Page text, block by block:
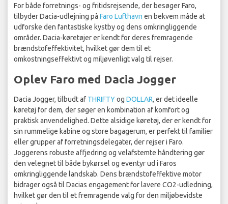
For både forretnings- og fritidsrejsende, der besøger Faro,
tilbyder Dacia-udlejning på Faro Lufthavn en bekvem måde at
udforske den fantastiske kystby og dens omkringliggende
områder. Dacia-køretøjer er kendt for deres fremragende
brændstofeffektivitet, hvilket gør dem til et
omkostningseffektivt og miljøvenligt valg til rejser.
Oplev Faro med Dacia Jogger
Dacia Jogger, tilbudt af THRIFTYog DOLLAR, er det ideelle
køretøj for dem, der søger en kombination af komfort og
praktisk anvendelighed. Dette alsidige køretøj, der er kendt for
sin rummelige kabine og store bagagerum, er perfekt til familier
eller grupper af forretningsdelegater, der rejser i Faro.
Joggerens robuste affjedring og velafstemte håndtering gør
den velegnet til både bykørsel og eventyr ud i Faros
omkringliggende landskab. Dens brændstofeffektive motor
bidrager også til Dacias engagement for lavere CO2-udledning,
hvilket gør den til et fremragende valg for den miljøbevidste